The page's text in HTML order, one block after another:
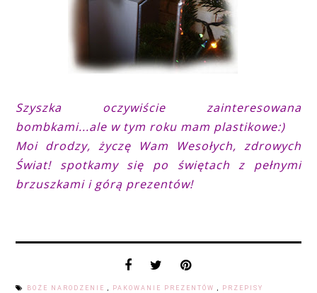
Szyszka oczywiście zainteresowana
bombkami...ale w tym roku mam plastikowe:)
Moi drodzy, życzę Wam Wesołych, zdrowych
Świat! spotkamy się po świętach z pełnymi
brzuszkami i górą prezentów!
BOŻE NARODZENIE PAKOWANIE PREZENTÓW PRZEPISY